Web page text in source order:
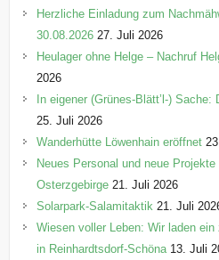
Herzliche Einladung zum
30.08.2026 27. Juli 2026
Heulager ohne Helge – Nachruf
2026
In eigener (Grünes-Blätt’l-)
25. Juli 2026
Wanderhütte Löwenhain eröffnet
Neues Personal und neue
Osterzgebirge 21. Juli 2026
Solarpark-Salamitaktik 21. Juli
Wiesen voller Leben: Wir laden
in Reinhardtsdorf-Schöna 13. Juli